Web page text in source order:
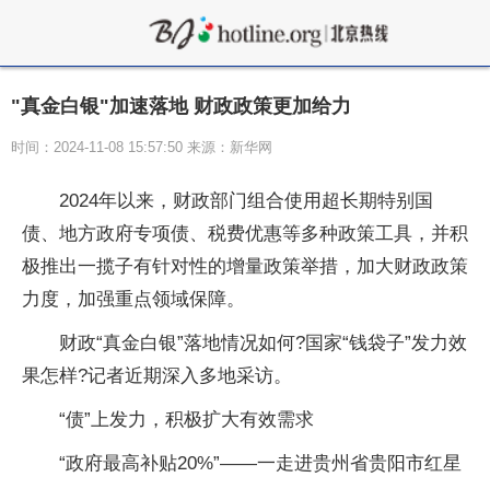
"真金白银"加速落地 财政政策更加给力
时间：2024-11-08 15:57:50 来源：新华网
2024年以来，财政部门组合使用超长期特别国
债、地方政府专项债、税费优惠等多种政策工具，并积
极推出一揽子有针对性的增量政策举措，加大财政政策
力度，加强重点领域保障。
财政“真金白银”落地情况如何?国家“钱袋子”发力效
果怎样?记者近期深入多地采访。
“债”上发力，积极扩大有效需求
“政府最高补贴20%”——一走进贵州省贵阳市红星